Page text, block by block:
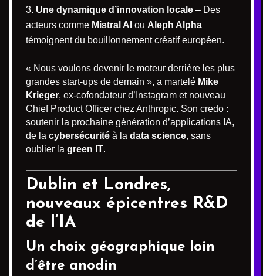
Une dynamique d’innovation locale – Des
acteurs comme Mistral AI ou Aleph Alpha
témoignent du bouillonnement créatif européen.
« Nous voulons devenir le moteur derrière les plus
grandes start-ups de demain », a martelé Mike
Krieger, ex-cofondateur d’Instagram et nouveau
Chief Product Officer chez Anthropic. Son credo :
soutenir la prochaine génération d’applications IA,
de la cybersécurité à la data science, sans
oublier la green IT.
Dublin et Londres,
nouveaux épicentres R&D
de l’IA
Un choix géographique loin
d’être anodin